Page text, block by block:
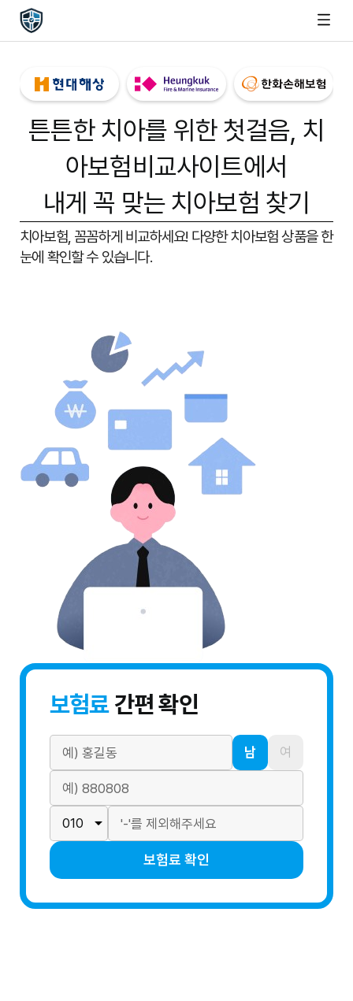
튼튼한 치아를 위한 첫걸음, 치
아보험비교사이트에서
내게 꼭 맞는 치아보험 찾기
치아보험, 꼼꼼하게 비교하세요! 다양한 치아보험 상품을 한
눈에 확인할 수 있습니다.
보험료간편 확인
남 여
보험료 확인